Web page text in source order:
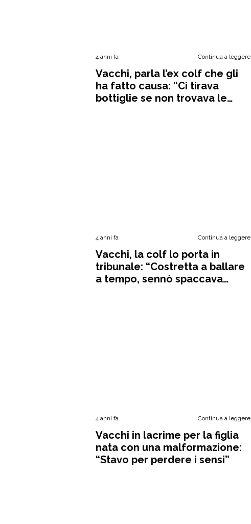
4 anni fa Continua a leggere
Vacchi, parla l’ex colf che gli
ha fatto causa: “Ci tirava
bottiglie se non trovava le
4 anni fa Continua a leggere
Vacchi, la colf lo porta in
tribunale: “Costretta a ballare
a tempo, sennò spaccava
4 anni fa Continua a leggere
Vacchi in lacrime per la figlia
nata con una malformazione:
“Stavo per perdere i sensi”